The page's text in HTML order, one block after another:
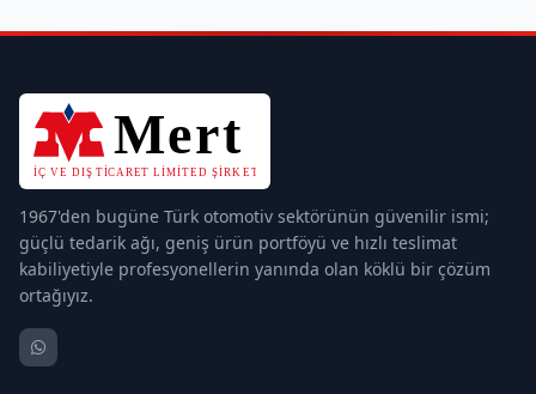
1967'den bugüne Türk otomotiv sektörünün güvenilir ismi;
güçlü tedarik ağı, geniş ürün portföyü ve hızlı teslimat
kabiliyetiyle profesyonellerin yanında olan köklü bir çözüm
ortağıyız.